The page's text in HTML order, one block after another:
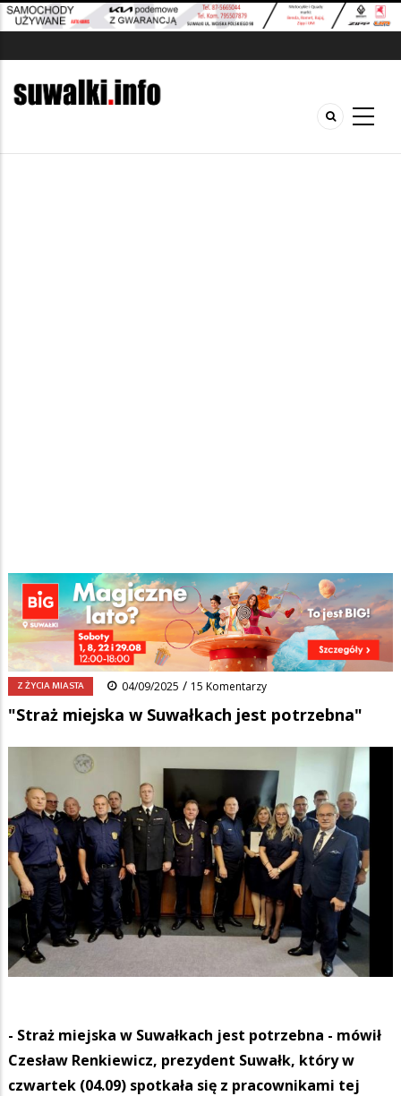
Ścieżka
nawigacyjna
Strona główna/Wiadomości/Z życia miasta/
"Straż miejska w Suwałkach jest potrzebna"
FacebookPinterestTumblr
0 Reddit Share
Z ŻYCIA MIASTA 04/09/2025 / 15 Komentarzy
"Straż miejska w Suwałkach jest potrzebna"
- Straż miejska w Suwałkach jest potrzebna - mówił
Czesław Renkiewicz, prezydent Suwałk, który w
czwartek (04.09) spotkała się z pracownikami tej